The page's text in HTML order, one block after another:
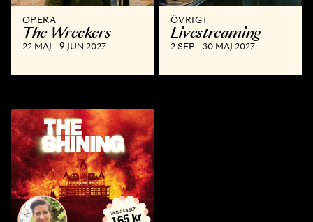
OPERA
The Wreckers
22 MAJ - 9 JUN 2027
ÖVRIGT
Livestreaming
2 SEP - 30 MAJ 2027